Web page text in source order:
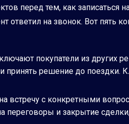
перед тем, как записаться
ответил на звонок. Вот пять
покупатели из других
принять решение до поездки.
встречу с конкретными
переговоры и закрытие